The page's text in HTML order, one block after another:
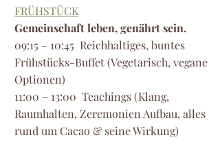
FRÜHSTÜCK
Gemeinschaft leben, genährt sein.
09:15 – 10:45 Reichhaltiges, buntes
Frühstücks-Buffet (Vegetarisch, vegane
Optionen)
11:00 – 13:00 Teachings (Klang,
Raumhalten, Zeremonien Aufbau, alles
rund um Cacao & seine Wirkung)